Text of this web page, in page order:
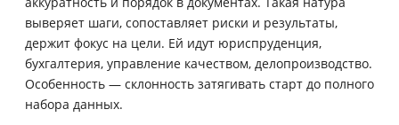
выверяет шаги, сопоставляет риски и результаты,
держит фокус на цели. Ей идут юриспруденция,
бухгалтерия, управление качеством, делопроизводство.
Особенность — склонность затягивать старт до полного
набора данных.